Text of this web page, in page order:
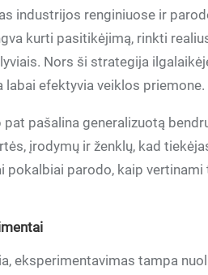
industrijos renginiuose ir
kurti pasitikėjimą, rinkti
Nors ši strategija
efektyvia veiklos priemone.
pašalina generalizuotą
įrodymų ir ženklų, kad
pokalbiai parodo, kaip
eksperimentavimas tampa